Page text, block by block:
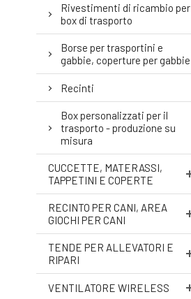
Rivestimenti di ricambio per
box di trasporto
Borse per trasportini e
gabbie, coperture per gabbie
Recinti
Box personalizzati per il
trasporto - produzione su
misura
CUCCETTE, MATERASSI,
TAPPETINI E COPERTE
RECINTO PER CANI, AREA
GIOCHI PER CANI
TENDE PER ALLEVATORI E
RIPARI
VENTILATORE WIRELESS